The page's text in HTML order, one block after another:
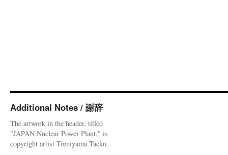
Additional Notes / 謝辞
The artwork in the header, titled
"JAPAN:Nuclear Power Plant," is
copyright artist Tomiyama Taeko.